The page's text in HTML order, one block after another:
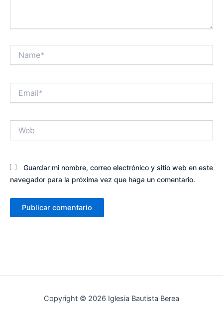
Guardar mi nombre, correo electrónico y sitio web en este
navegador para la próxima vez que haga un comentario.
Copyright © 2026 Iglesia Bautista Berea